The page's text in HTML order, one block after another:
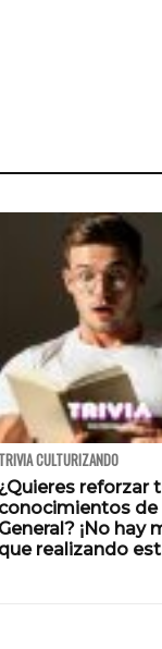
TRIVIA CULTURIZANDO
¿Quieres reforzar
conocimientos de
General? ¡No hay
que realizando